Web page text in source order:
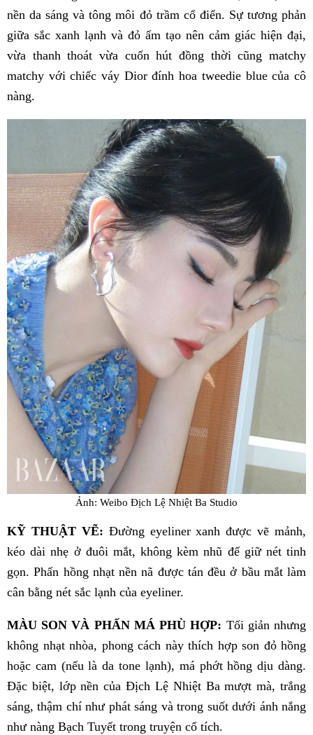
nền da sáng và tông môi đỏ trầm cổ điển. Sự tương phản
giữa sắc xanh lạnh và đỏ ấm tạo nên cảm giác hiện đại,
vừa thanh thoát vừa cuốn hút đồng thời cũng matchy
matchy với chiếc váy Dior đính hoa tweedie blue của cô
nàng.
Ảnh: Weibo Địch Lệ Nhiệt Ba Studio
KỸ THUẬT VẼ: Đường eyeliner xanh được vẽ mảnh,
kéo dài nhẹ ở đuôi mắt, không kèm nhũ để giữ nét tinh
gọn. Phấn hồng nhạt nền nã được tán đều ở bầu mắt làm
cân bằng nét sắc lạnh của eyeliner.
MÀU SON VÀ PHẤN MÁ PHÙ HỢP: Tối giản nhưng
không nhạt nhòa, phong cách này thích hợp son đỏ hồng
hoặc cam (nếu là da tone lạnh), má phớt hồng dịu dàng.
Đặc biệt, lớp nền của Địch Lệ Nhiệt Ba mượt mà, trắng
sáng, thậm chí như phát sáng và trong suốt dưới ánh nắng
như nàng Bạch Tuyết trong truyện cổ tích.